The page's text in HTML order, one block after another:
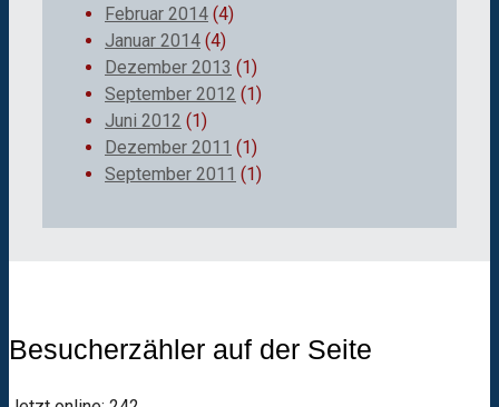
Februar 2014 (4)
Januar 2014 (4)
Dezember 2013 (1)
September 2012 (1)
Juni 2012 (1)
Dezember 2011 (1)
September 2011 (1)
Besucherzähler auf der Seite